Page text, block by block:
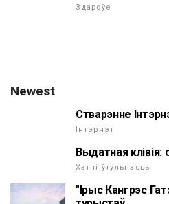
Здароўе
Newest
Стварэнне
Інтэрнэт
Выдатная
Хатні ўтульнасць
"Ірыс Кангрэс